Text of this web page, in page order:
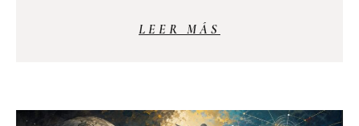
LEER MÁS